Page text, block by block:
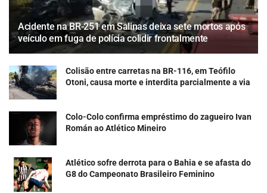
Acidente na BR-251 em Salinas deixa sete mortos após
veículo em fuga de polícia colidir frontalmente
Colisão entre carretas na BR-116, em Teófilo
Otoni, causa morte e interdita parcialmente a via
Colo-Colo confirma empréstimo do zagueiro Ivan
Román ao Atlético Mineiro
Atlético sofre derrota para o Bahia e se afasta do
G8 do Campeonato Brasileiro Feminino